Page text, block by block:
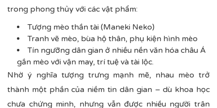
trong phong thủy với các vật phẩm:
Tượng mèo thần tài (Maneki Neko)
Tranh vẽ mèo, bùa hộ thân, phụ kiện hình mèo
Tín ngưỡng dân gian ở nhiều nền văn hóa châu Á
gắn mèo với vận may, trí tuệ và tài lộc.
Nhờ ý nghĩa tượng trưng mạnh mẽ, nhau mèo trở
thành một phần của niềm tin dân gian – dù khoa học
chưa chứng minh, nhưng vẫn được nhiều người trân